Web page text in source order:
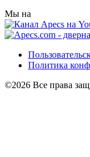
Мы на
Политика
©2026 Все права